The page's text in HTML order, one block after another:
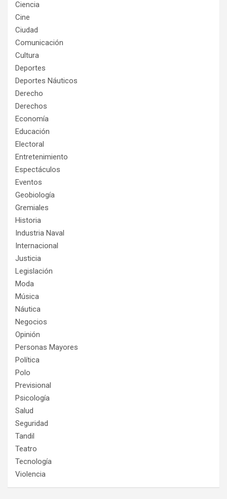
Ciencia
Cine
Ciudad
Comunicación
Cultura
Deportes
Deportes Náuticos
Derecho
Derechos
Economía
Educación
Electoral
Entretenimiento
Espectáculos
Eventos
Geobiología
Gremiales
Historia
Industria Naval
Internacional
Justicia
Legislación
Moda
Música
Náutica
Negocios
Opinión
Personas Mayores
Política
Polo
Previsional
Psicología
Salud
Seguridad
Tandil
Teatro
Tecnología
Violencia